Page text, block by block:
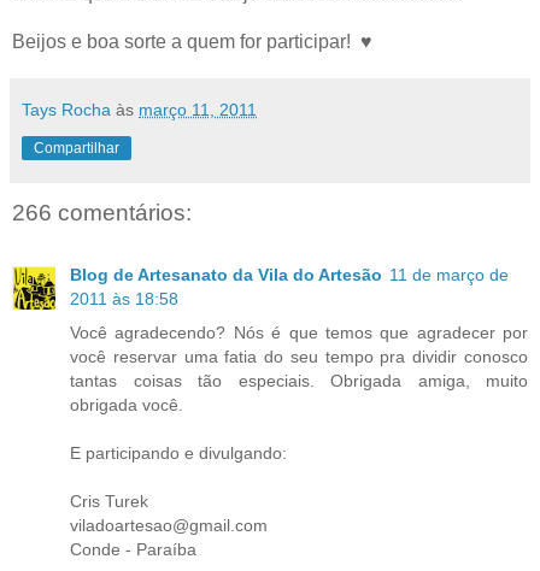
Beijos e boa sorte a quem for participar! ♥
Tays Rocha às março 11, 2011
Compartilhar
266 comentários:
Blog de Artesanato da Vila do Artesão 11 de março de
2011 às 18:58
Você agradecendo? Nós é que temos que agradecer por
você reservar uma fatia do seu tempo pra dividir conosco
tantas coisas tão especiais. Obrigada amiga, muito
obrigada você.
E participando e divulgando:
Cris Turek
viladoartesao@gmail.com
Conde - Paraíba